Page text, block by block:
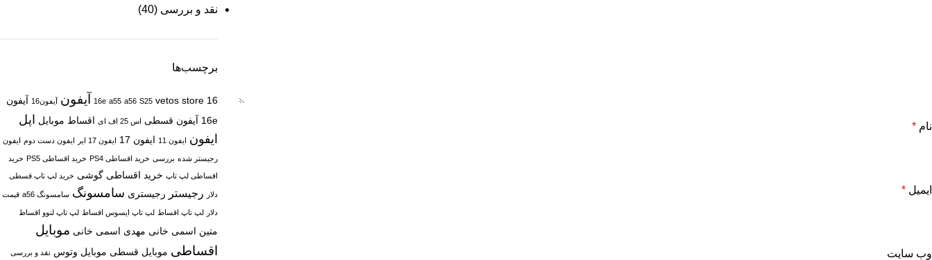
نام *
ایمیل *
وب‌ سایت
نقد و بررسی (40)
برچسب‌ها
16
16e a55 a56 S25 vetos store آیفون آیفون16
آیفون
16e آیفون قسطی اس 25 اف ای اقساط موبایل
اپل
ایفون
ایفون 11 ایفون 17 ایفون 17 ایر ایفون دست دوم ایفون
رجیستر شده بررسی خرید اقساطی PS4 خرید اقساطی PS5 خرید
اقساطی لپ تاپ خرید اقساطی گوشی خرید لپ تاپ قسطی
دلار رجیستر رجیستری سامسونگ سامسونگ a56 قیمت
دلار لپ تاپ اقساط لپ تاپ ایسوس اقساط لپ تاپ لنوو اقساط
متین اسمی خانی مهدی اسمی خانی موبایل
اقساطی موبایل قسطی موبایل وتوس نقد و بررسی